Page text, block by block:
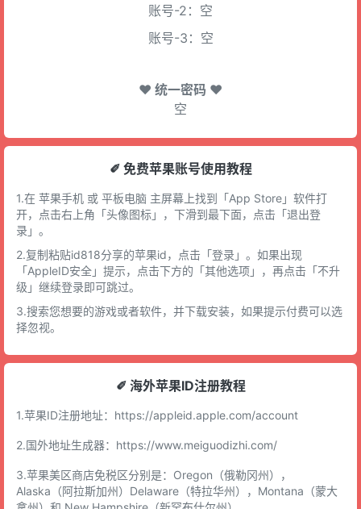
账号-2：空
账号-3：空
♥ 统一密码 ♥
空
✐ 免费苹果账号使用教程
1.在 苹果手机 或 平板电脑 主屏幕上找到「App Store」软件打
开，点击右上角「头像图标」，下滑到最下面，点击「退出登
录」。
2.复制粘贴id818分享的苹果id，点击「登录」。如果出现
「AppleID安全」提示，点击下方的「其他选项」，再点击「不升
级」继续登录即可跳过。
3.搜索您想要的游戏或者软件，并下载安装，如果提示付费可以选
择忽视。
✐ 海外苹果ID注册教程
1.苹果ID注册地址： https://appleid.apple.com/account
2.国外地址生成器： https://www.meiguodizhi.com/
3.苹果美区商店免税区分别是：Oregon（俄勒冈州），
Alaska（阿拉斯加州）Delaware（特拉华州），Montana（蒙大